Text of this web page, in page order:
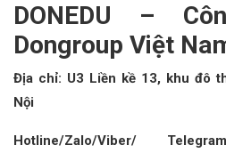
DONEDU –
Dongroup Việt
Địa chỉ: U3 Liền kề 13, khu đô
Nội
Hotline/Zalo/Viber/